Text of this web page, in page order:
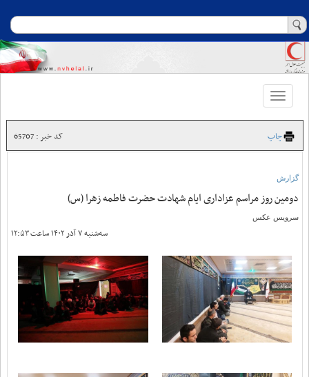
Toggle
navigation
چاپ کد خبر : 65707
گزارش
دومین روز مراسم عزاداری ایام شهادت حضرت فاطمه زهرا (س)
سرویس عکس
سه‌شنبه ۷ آذر ۱۴۰۲ ساعت ۱۲:۵۳